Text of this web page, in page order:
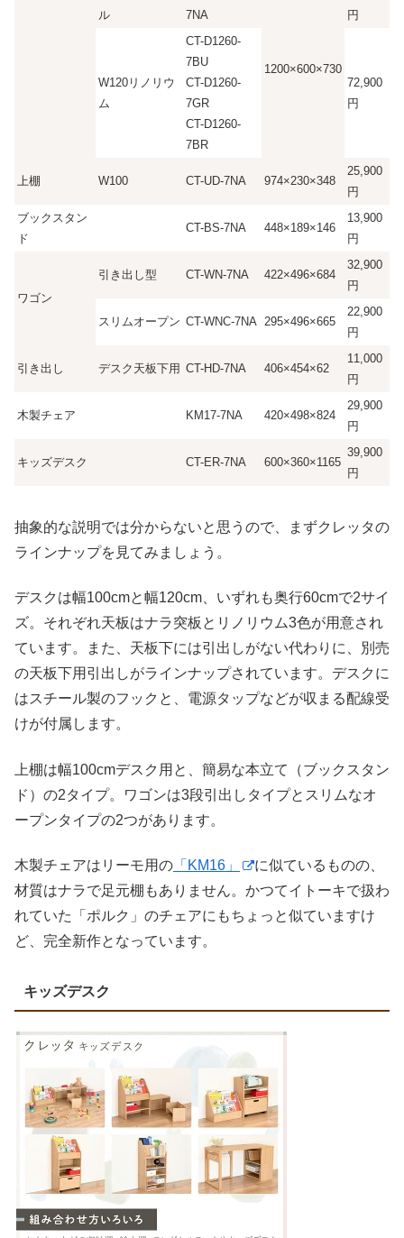
ル
7NA
1200×600×730
円
W120リノリウ
ム
CT-D1260-
7BU
CT-D1260-
7GR
CT-D1260-
7BR
72,900
円
上棚 W100 CT-UD-7NA 974×230×348
25,900
円
ブックスタン
ド
CT-BS-7NA 448×189×146
13,900
円
ワゴン
引き出し型 CT-WN-7NA 422×496×684
32,900
円
スリムオープン CT-WNC-7NA 295×496×665
22,900
円
引き出し デスク天板下用 CT-HD-7NA 406×454×62
11,000
円
木製チェア KM17-7NA 420×498×824
29,900
円
キッズデスク CT-ER-7NA 600×360×1165
39,900
円
抽象的な説明では分からないと思うので、まずクレッタの
ラインナップを見てみましょう。
デスクは幅100cmと幅120cm、いずれも奥行60cmで2サイ
ズ。それぞれ天板はナラ突板とリノリウム3色が用意され
ています。また、天板下には引出しがない代わりに、別売
の天板下用引出しがラインナップされています。デスクに
はスチール製のフックと、電源タップなどが収まる配線受
けが付属します。
上棚は幅100cmデスク用と、簡易な本立て（ブックスタン
ド）の2タイプ。ワゴンは3段引出しタイプとスリムなオ
ープンタイプの2つがあります。
木製チェアはリーモ用の 「KM16」
に似ているものの、
材質はナラで足元棚もありません。かつてイトーキで扱わ
れていた「ポルク」のチェアにもちょっと似ていますけ
ど、完全新作となっています。
キッズデスク